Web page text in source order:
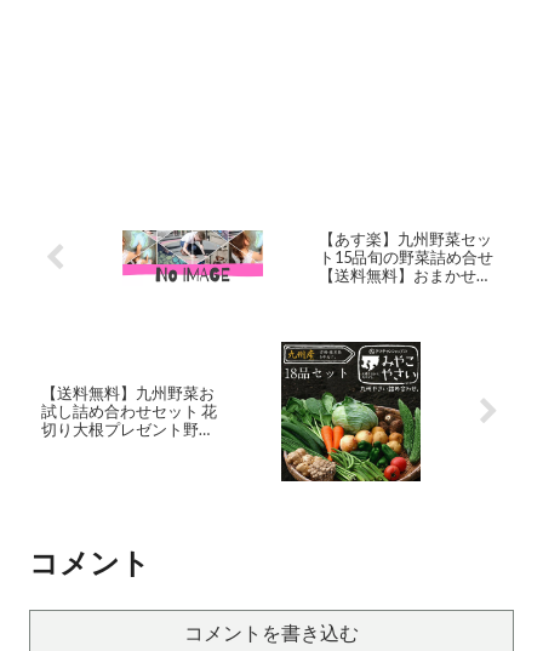
【あす楽】九州野菜セッ
ト15品旬の野菜詰め合せ
【送料無料】おまかせ詰
【送料無料】九州野菜お
試し詰め合わせセット 花
切り大根プレゼント野菜
セット 送料込 お取り寄せ
グルメ
コメント
コメントを書き込む